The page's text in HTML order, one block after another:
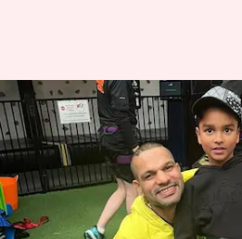
शिखर धवन का बेटा
पटियाला हाउस
आदर्श कुमार Jun 08, 2023 06:20 pm
क्या है खबर?